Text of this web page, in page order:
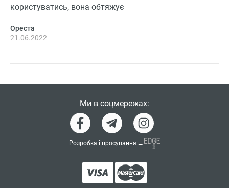
користуватись, вона обтяжує
Ореста
21.06.2022
Ми в соцмережах:
Розробка і просування —